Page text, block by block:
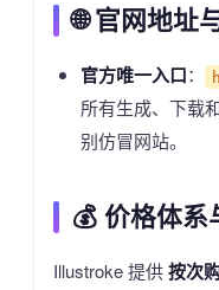
🌐 官网地址
官方唯一入口：
所有生成、下载
别仿冒网站。
💰 价格体系
Illustroke 提供按次